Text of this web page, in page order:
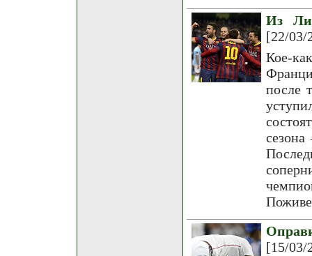
Из
[22/03/
Кое-
после
сезона
[15/03/